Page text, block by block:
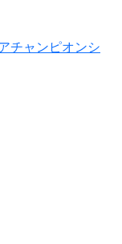
チャンピオンシ